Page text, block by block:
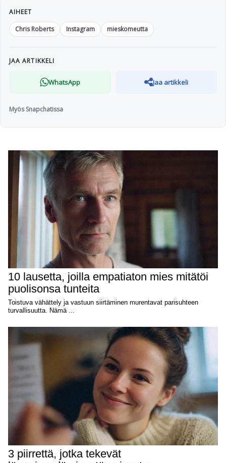
AIHEET
Chris Roberts
Instagram mieskomeutta
JAA ARTIKKELI
WhatsApp Jaa artikkeli
Myös Snapchatissa